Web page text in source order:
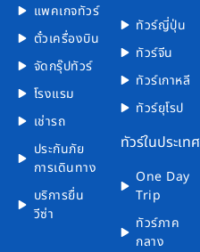
แพคเกจทัวร์
ตั๋วเครื่องบิน
จัดกรุ๊ปทัวร์
โรงแรม
เช่ารถ
ประกันภัย
การเดินทาง
บริการยื่น
วีซ่า
ทัวร์ญี่ปุ่น
ทัวร์จีน
ทัวร์เกาหลี
ทัวร์ยุโรป
ทัวร์ในประเทศ
One Day
Trip
ทัวร์ภาค
กลาง